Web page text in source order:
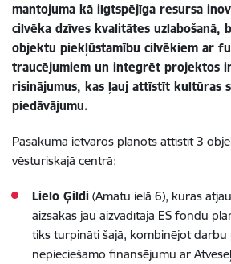
mantojuma kā ilgtspējīga resursa
cilvēka dzīves kvalitātes uzlabošanā,
objektu piekļūstamību cilvēkiem ar
traucējumiem un integrēt projektos
risinājumus, kas ļauj attīstīt kultūras
piedāvājumu.
Pasākuma ietvaros plānots attīstīt 3
vēsturiskajā centrā:
Lielo Ģildi (Amatu ielā 6), kuras
aizsākās jau aizvadītajā ES fondu
tiks turpināti šajā, kombinējot darbu
nepieciešamo finansējumu ar